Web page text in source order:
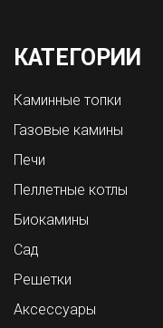
КАТЕГОРИИ
Каминные топки
Газовые камины
Печи
Пеллетные котлы
Биокамины
Сад
Решетки
Аксессуары